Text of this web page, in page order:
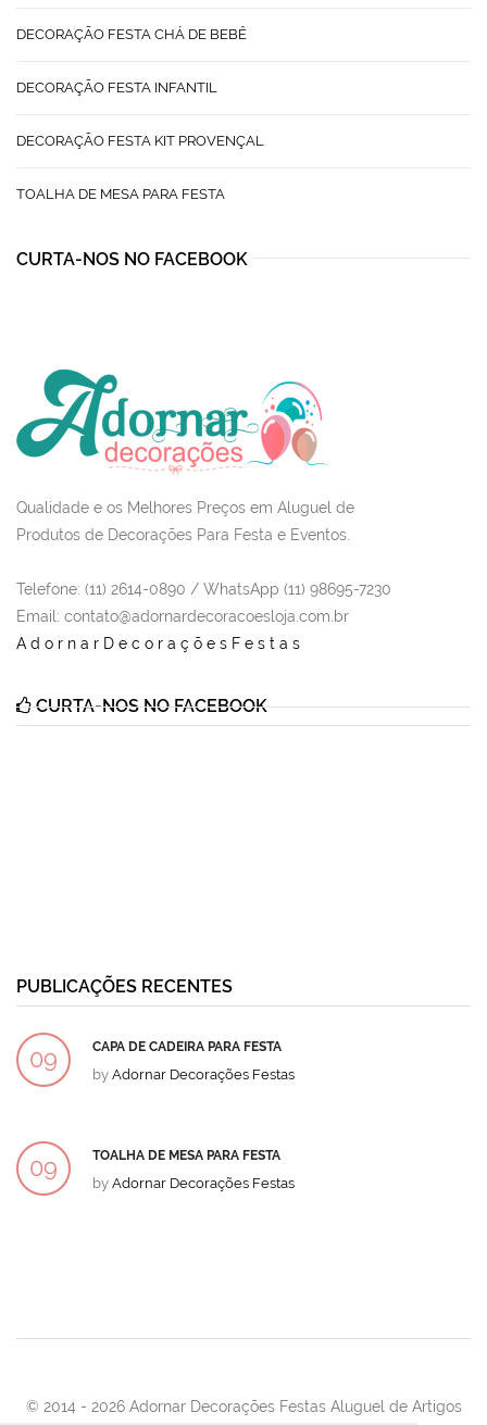
DECORAÇÃO FESTA CHÁ DE BEBÊ
DECORAÇÃO FESTA INFANTIL
DECORAÇÃO FESTA KIT PROVENÇAL
TOALHA DE MESA PARA FESTA
CURTA-NOS NO FACEBOOK
Qualidade e os Melhores Preços em Aluguel de
Produtos de Decorações Para Festa e Eventos.
Telefone: (11) 2614-0890 / WhatsApp (11) 98695-7230
Email : contato@adornardecoracoesloja.com.br
AdornarDecoraçõesFestas
CURTA-NOS NO FACEBOOK
PUBLICAÇÕES RECENTES
09 CAPA DE CADEIRA PARA FESTA
by Adornar Decorações Festas
09 TOALHA DE MESA PARA FESTA
by Adornar Decorações Festas
© 2014 - 2026 Adornar Decorações Festas Aluguel de Artigos